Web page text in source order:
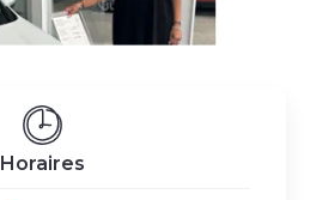
Horaires